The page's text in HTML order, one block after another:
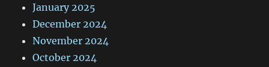
January 2025
December 2024
November 2024
October 2024